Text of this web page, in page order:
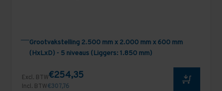
Grootvakstelling 2.500 mm x 2.000 mm x 600 mm
(HxLxD) - 5 niveaus (Liggers: 1.850 mm)
Excl. BTW€254,35
Incl. BTW€307,76